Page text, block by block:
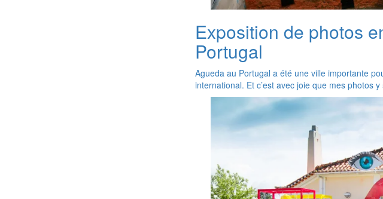
Exposition de photos
Portugal
Agueda au Portugal a été une ville importante
international. Et c’est avec joie que mes photos